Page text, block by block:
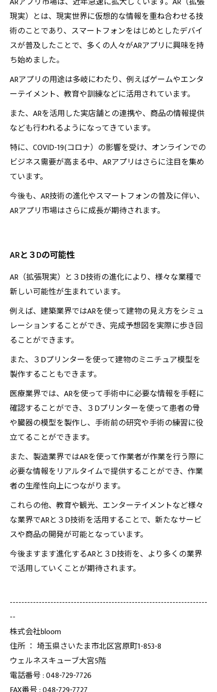
現実）とは、現実世界に仮想的な情報を重ね合わせる技
術のことであり、スマートフォンをはじめとしたデバイ
スが普及したことで、多くの人々がARアプリに興味を持
ち始めました。
ARアプリの用途は多岐にわたり、例えばゲームやエンタ
ーテイメント、教育や訓練などに活用されています。
また、ARを活用した実店舗との連携や、商品の情報提供
なども行われるようになってきています。
特に、COVID-19(コロナ）の影響を受け、オンラインでの
ビジネス需要が高まる中、ARアプリはさらに注目を集め
ています。
今後も、AR技術の進化やスマートフォンの普及に伴い、
ARアプリ市場はさらに成長が期待されます。
ARと３Dの可能性
AR（拡張現実）と３D技術の進化により、様々な業種で
新しい可能性が生まれています。
例えば、建築業界ではARを使って建物の見え方をシミュ
レーションすることができ、完成予想図を実際に歩き回
ることができます。
また、３Dプリンターを使って建物のミニチュア模型を
製作することもできます。
医療業界では、ARを使って手術中に必要な情報を手軽に
確認することができ、３Dプリンターを使って患者の骨
や臓器の模型を製作し、手術前の研究や手術の練習に役
立てることができます。
また、製造業界ではARを使って作業者が作業を行う際に
必要な情報をリアルタイムで提供することができ、作業
者の生産性向上につながります。
これらの他、教育や観光、エンターテイメントなど様々
な業界でARと３D技術を活用することで、新たなサービ
スや商品の開発が可能となっています。
今後ますます進化するARと３D技術を、より多くの業界
で活用していくことが期待されます。
--------------------------------------------------------------------
--
株式会社bloom
住所 ： 埼玉県さいたま市北区宮原町1-853-8
ウェルネスキューブ大宮5階
電話番号 : 048-729-7726